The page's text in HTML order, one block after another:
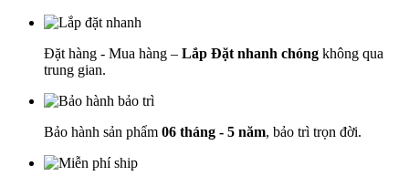
Đặt hàng - Mua hàng – Lắp Đặt nhanh chóng không qua
trung gian.
Bảo hành sản phẩm 06 tháng - 5 năm, bảo trì trọn đời.